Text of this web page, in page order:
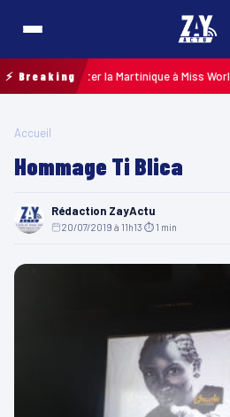
⚡ Breaking
représenter la Martinique à Miss World
Accueil
Hommage Ti Blica
Rédaction ZayActu
20/07/2019 à 11h13 ⏱ 1 min